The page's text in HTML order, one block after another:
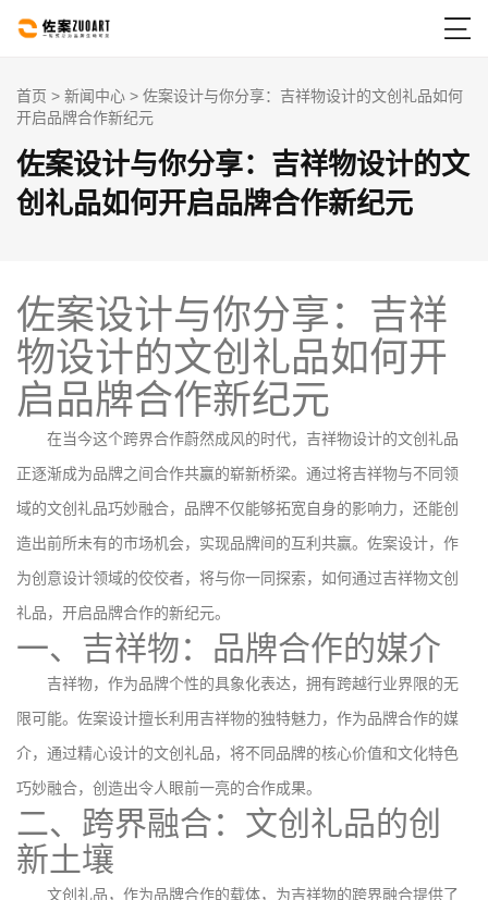

首页 > 新闻中心 > 佐案设计与你分享：吉祥物设计的文创礼品如何
开启品牌合作新纪元
佐案设计与你分享：吉祥物设计的文
创礼品如何开启品牌合作新纪元
佐案设计与你分享：吉祥
物设计的文创礼品如何开
启品牌合作新纪元
在当今这个跨界合作蔚然成风的时代，吉祥物设计的文创礼品
正逐渐成为品牌之间合作共赢的崭新桥梁。通过将吉祥物与不同领
域的文创礼品巧妙融合，品牌不仅能够拓宽自身的影响力，还能创
造出前所未有的市场机会，实现品牌间的互利共赢。佐案设计，作
为创意设计领域的佼佼者，将与你一同探索，如何通过吉祥物文创
礼品，开启品牌合作的新纪元。
一、吉祥物：品牌合作的媒介
吉祥物，作为品牌个性的具象化表达，拥有跨越行业界限的无
限可能。佐案设计擅长利用吉祥物的独特魅力，作为品牌合作的媒
介，通过精心设计的文创礼品，将不同品牌的核心价值和文化特色
巧妙融合，创造出令人眼前一亮的合作成果。
二、跨界融合：文创礼品的创
新土壤
文创礼品，作为品牌合作的载体，为吉祥物的跨界融合提供了